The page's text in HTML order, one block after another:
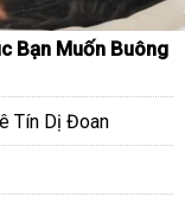
Bạn Muốn Buông
Tín Dị Đoan